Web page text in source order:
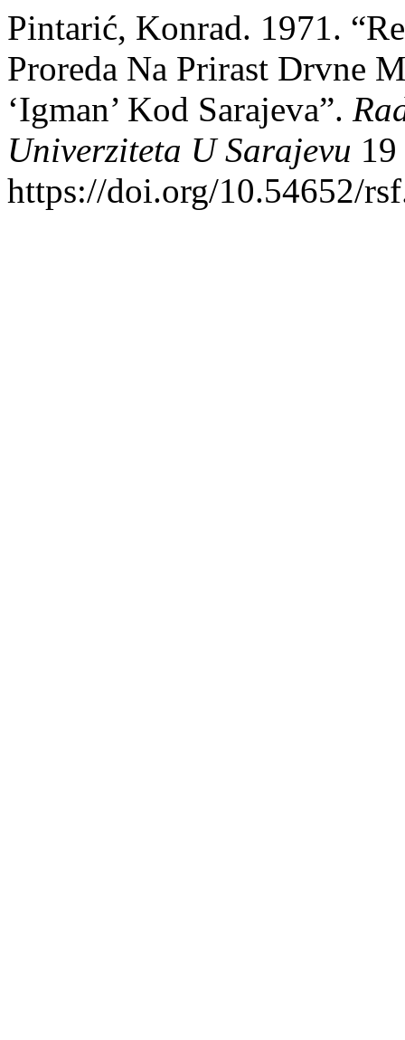
Pintarić, Konrad. 1971.
Proreda Na Prirast Drvne
‘Igman’ Kod Sarajeva”.
Univerziteta U Sarajevu
https://doi.org/10.54652/